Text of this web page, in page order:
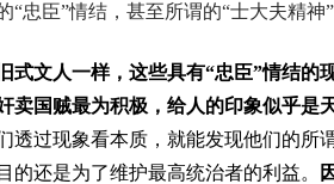
“忠臣”情结，甚至所谓的“士大夫精神
式文人一样，这些具有“忠臣”情结的
卖国贼最为积极，给人的印象似乎是
透过现象看本质，就能发现他们的所
的还是为了维护最高统治者的利益。